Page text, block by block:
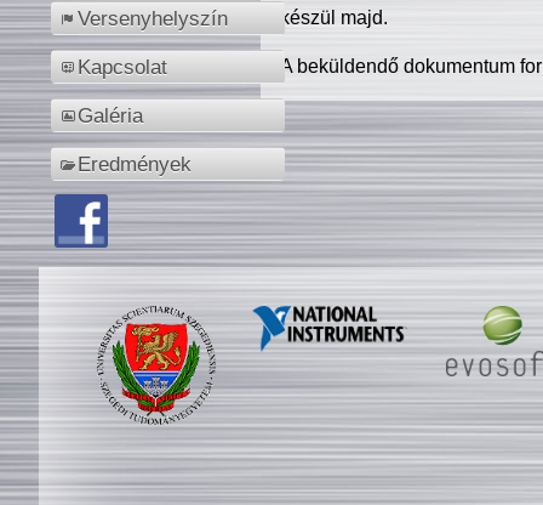
Versenyhelyszín
Kapcsolat
Galéria
Eredmények
készül majd.
A beküldendő dokumentum